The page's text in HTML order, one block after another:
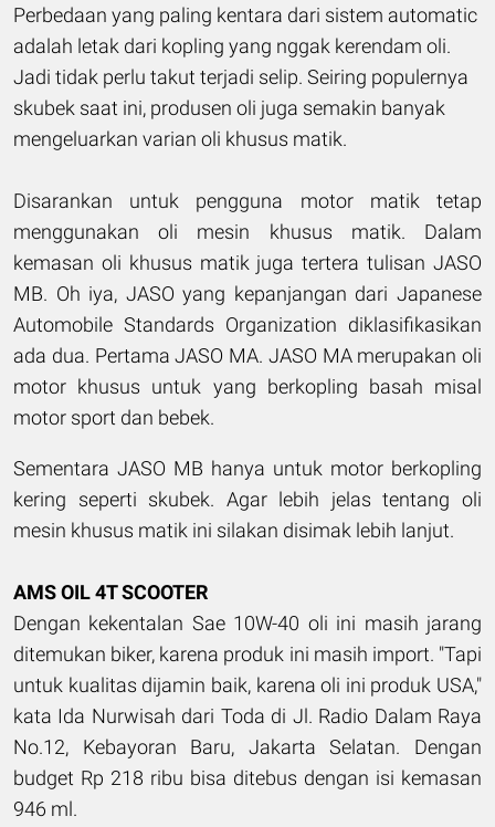
Perbedaan yang paling kentara dari sistem automatic
adalah letak dari kopling yang nggak kerendam oli.
Jadi tidak perlu takut terjadi selip. Seiring populernya
skubek saat ini, produsen oli juga semakin banyak
mengeluarkan varian oli khusus matik.
Disarankan untuk pengguna motor matik tetap
menggunakan oli mesin khusus matik. Dalam
kemasan oli khusus matik juga tertera tulisan JASO
MB. Oh iya, JASO yang kepanjangan dari Japanese
Automobile Standards Organization diklasifikasikan
ada dua. Pertama JASO MA. JASO MA merupakan oli
motor khusus untuk yang berkopling basah misal
motor sport dan bebek.
Sementara JASO MB hanya untuk motor berkopling
kering seperti skubek. Agar lebih jelas tentang oli
mesin khusus matik ini silakan disimak lebih lanjut.
AMS OIL 4T SCOOTER
Dengan kekentalan Sae 10W-40 oli ini masih jarang
ditemukan biker, karena produk ini masih import. "Tapi
untuk kualitas dijamin baik, karena oli ini produk USA,"
kata Ida Nurwisah dari Toda di Jl. Radio Dalam Raya
No.12, Kebayoran Baru, Jakarta Selatan. Dengan
budget Rp 218 ribu bisa ditebus dengan isi kemasan
946 ml.